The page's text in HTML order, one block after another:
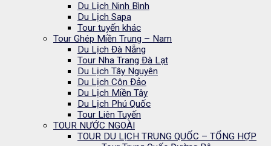
Du Lịch Ninh Bình
Du Lịch Sapa
Tour tuyến khác
Tour Ghép Miền Trung – Nam
Du Lịch Đà Nẵng
Tour Nha Trang Đà Lạt
Du Lịch Tây Nguyên
Du Lịch Côn Đảo
Du Lịch Miền Tây
Du Lịch Phú Quốc
Tour Liên Tuyến
TOUR NƯỚC NGOÀI
TOUR DU LỊCH TRUNG QUỐC – TỔNG HỢP